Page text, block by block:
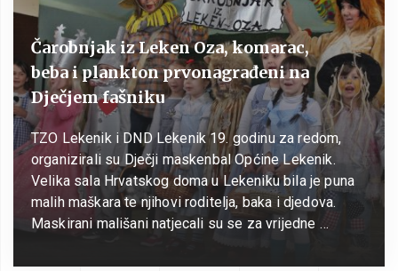
Čarobnjak iz Leken Oza, komarac,
beba i plankton prvonagrađeni na
Dječjem fašniku
TZO Lekenik i DND Lekenik 19. godinu za redom,
organizirali su Dječji maskenbal Općine Lekenik.
Velika sala Hrvatskog doma u Lekeniku bila je puna
malih maškara te njihovi roditelja, baka i djedova.
Maskirani mališani natjecali su se za vrijedne …